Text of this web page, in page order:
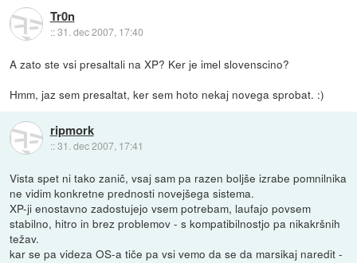
Tr0n
::31. dec 2007, 17:40
A zato ste vsi presaltali na XP? Ker je imel slovenscino?
Hmm, jaz sem presaltat, ker sem hoto nekaj novega sprobat. :)
ripmork
::31. dec 2007, 17:41
Vista spet ni tako zanič, vsaj sam pa razen boljše izrabe pomnilnika
ne vidim konkretne prednosti novejšega sistema.
XP-ji enostavno zadostujejo vsem potrebam, laufajo povsem
stabilno, hitro in brez problemov - s kompatibilnostjo pa nikakršnih
težav.
kar se pa videza OS-a tiče pa vsi vemo da se da marsikaj naredit -